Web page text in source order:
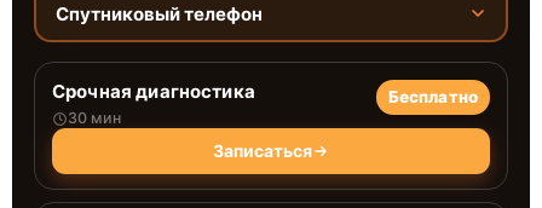
Спутниковый телефон
Срочная диагностика
30 мин
Бесплатно
Записаться